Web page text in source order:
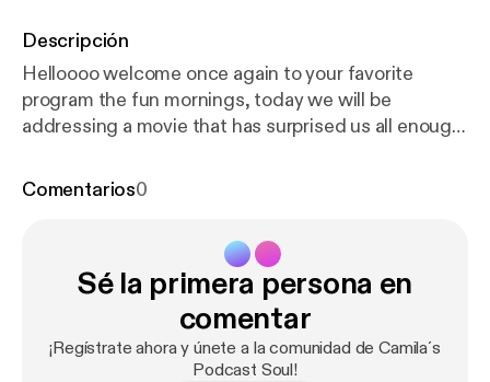
Descripción
Helloooo welcome once again to your favorite
program the fun mornings, today we will be
addressing a movie that has surprised us all enough,
share your opinions with us, that we will be sharing
Comentarios0
Sé la primera persona en
comentar
¡Regístrate ahora y únete a la comunidad de Camila´s
Podcast Soul!